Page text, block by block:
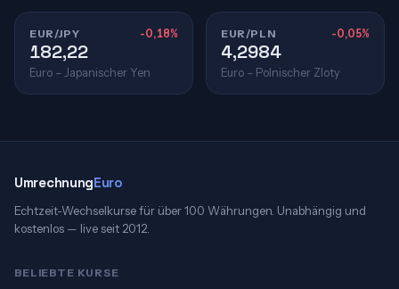
EUR/JPY -0,18%
182,22
Euro – Japanischer Yen
EUR/PLN -0,05%
4,2984
Euro – Polnischer Zloty
UmrechnungEuro
Echtzeit-Wechselkurse für über 100 Währungen. Unabhängig und
kostenlos — live seit 2012.
BELIEBTE KURSE